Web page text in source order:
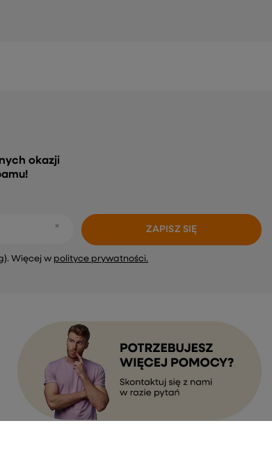
okazji
Więcej w polityce prywatności.
ZAPISZ SIĘ